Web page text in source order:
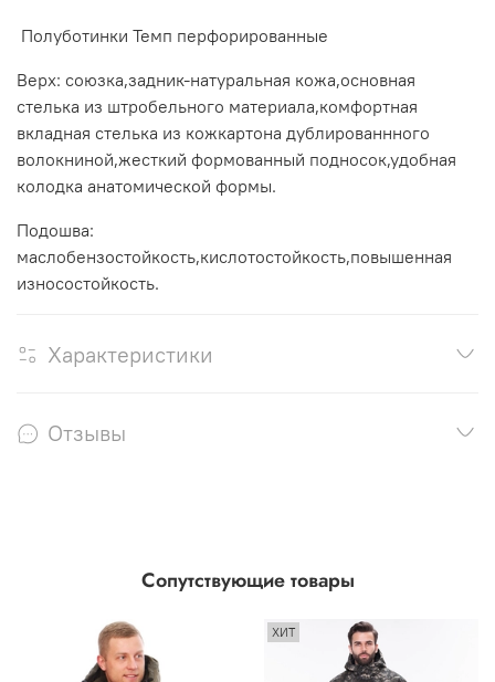
Полуботинки Темп перфорированные
Верх: союзка,задник-натуральная кожа,основная
стелька из штробельного материала,комфортная
вкладная стелька из кожкартона дублированнного
волокниной,жесткий формованный подносок,удобная
колодка анатомической формы.
Подошва:
маслобензостойкость,кислотостойкость,повышенная
износостойкость.
Характеристики
Отзывы
Сопутствующие товары
ХИТ